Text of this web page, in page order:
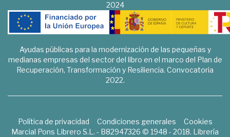
2024
Ayudas públicas para la modernización de las pequeñas y
medianas empresas del sector del libro en el marco del Plan de
Recuperación, Transformación y Resiliencia. Convocatoria
2022.
Política de privacidad Condiciones generales
Cookies
Marcial Pons Librero S.L. - B82947326 © 1948 - 2018. Librería